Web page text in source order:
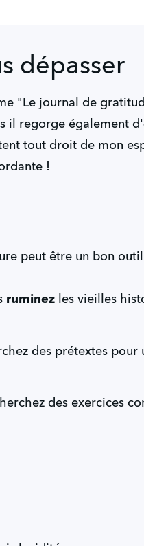
dépasser
"Le journal de
il regorge également d'
tout droit de mon
!
peut être un bon
ruminez
les vieilles
des prétextes pour